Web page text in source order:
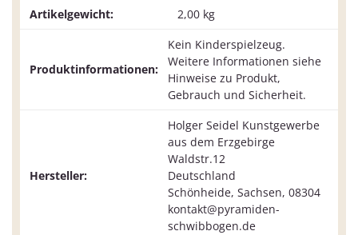
Artikelgewicht: 2,00 kg
Produktinformationen:
Kein Kinderspielzeug.
Weitere Informationen siehe
Hinweise zu Produkt,
Gebrauch und Sicherheit.
Hersteller:
Holger Seidel Kunstgewerbe
aus dem Erzgebirge
Waldstr.12
Deutschland
Schönheide, Sachsen, 08304
kontakt@pyramiden-
schwibbogen.de